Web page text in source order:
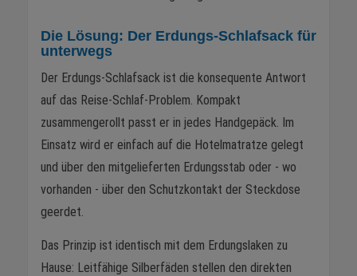
Die Lösung: Der Erdungs-Schlafsack für
unterwegs
Der Erdungs-Schlafsack ist die konsequente Antwort
auf das Reise-Schlaf-Problem. Kompakt
zusammengerollt passt er in jedes Handgepäck. Im
Einsatz wird er einfach auf die Hotelmatratze gelegt
und über den mitgelieferten Erdungsstab oder - wo
vorhanden - über den Schutzkontakt der Steckdose
geerdet.
Das Prinzip ist identisch mit dem Erdungslaken zu
Hause: Leitfähige Silberfäden stellen den direkten